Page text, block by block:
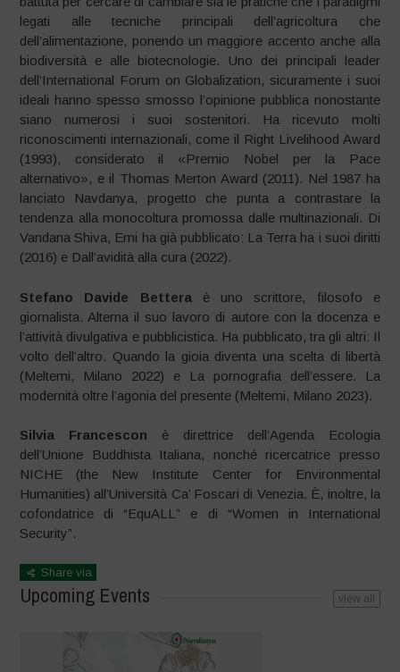
legati alle tecniche principali dell’agricoltura che
dell’alimentazione, ponendo un maggiore accento anche alla
biodiversità e alle biotecnologie. Uno dei principali leader
dell’International Forum on Globalization, sicuramente i suoi
ideali hanno spesso smosso l’opinione pubblica nonostante
siano numerosi i suoi sostenitori. Ha ricevuto molti
riconoscimenti internazionali, come il Right Livelihood Award
(1993), considerato il «Premio Nobel per la Pace
alternativo», e il Thomas Merton Award (2011). Nel 1987 ha
lanciato Navdanya, progetto che punta a contrastare la
tendenza alla monocoltura promossa dalle multinazionali. Di
Vandana Shiva, Emi ha già pubblicato: La Terra ha i suoi diritti
(2016) e Dall’avidità alla cura (2022).
Stefano Davide Betteraè uno scrittore, filosofo e
giornalista. Alterna il suo lavoro di autore con la docenza e
l’attività divulgativa e pubblicistica. Ha pubblicato, tra gli altri: Il
volto dell’altro. Quando la gioia diventa una scelta di libertà
(Meltemi, Milano 2022) e La pornografia dell’essere. La
modernità oltre l’agonia del presente (Meltemi, Milano 2023).
Silvia Francescon è direttrice dell’Agenda Ecologia
dell’Unione Buddhista Italiana, nonché ricercatrice presso
NICHE (the New Institute Center for Environmental
Humanities) all’Università Ca’ Foscari di Venezia. È, inoltre, la
cofondatrice di “EquALL” e di “Women in International
Security”.
Share via
Upcoming Events view all